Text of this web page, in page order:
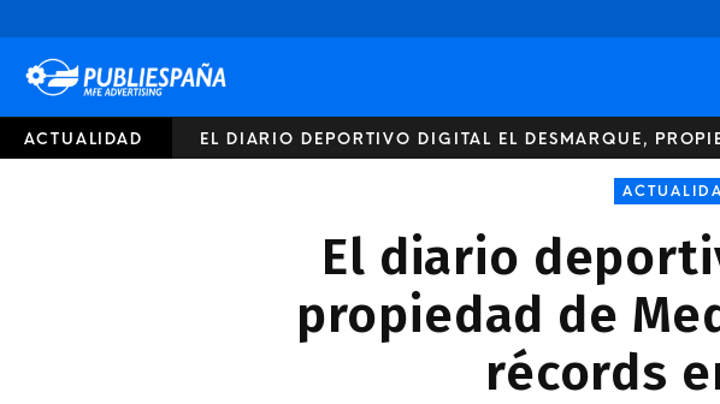
ACTUALIDAD EL DIARIO DEPORTIVO DIGITAL EL DESMARQUE,
El diario
propiedad de
récords